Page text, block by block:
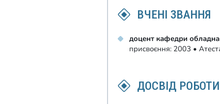
ВЧЕНІ ЗВАННЯ
доцент кафедри
присвоєння: 2003 •
ДОСВІД РОБОТИ